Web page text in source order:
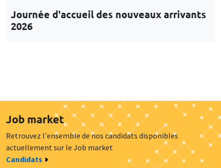
Journée d'accueil des nouveaux arrivants
2026
Job market
Retrouvez l'ensemble de nos candidats disponibles
actuellement sur le Job market
Candidats